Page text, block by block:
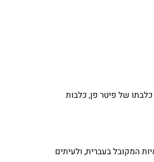
שם של כלבה מסרט, פתרון לתשבץ כלבה מהקולנוע, מה שמה של הכלבה מ-101 דלמטים, כלבתו של פיטר פן, כלבות
המקובל בעברית, ולעיתים